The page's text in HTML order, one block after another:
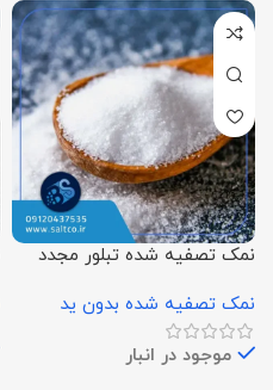
نمک تصفیه شده تبلور مجدد
نمک تصفیه شده بدون ید
موجود در انبار